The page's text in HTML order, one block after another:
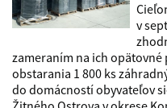
v
zameraním na ich
obstarania 1 800 ks
do domácností obyvateľov